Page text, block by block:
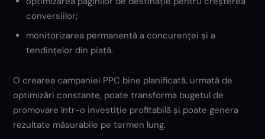
conversiilor;
monitorizarea permanentă a concurenței și a
tendințelor din piață.
O crearea campaniei PPC bine planificată, urmată de
optimizări constante, poate transforma bugetul de
promovare într-o investiție profitabilă și poate genera
rezultate măsurabile pe termen lung.